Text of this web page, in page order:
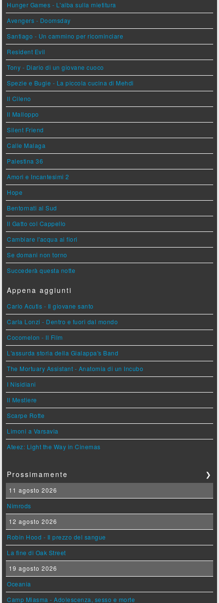
Hunger Games - L'alba sulla mietitura
Avengers - Doomsday
Santiago - Un cammino per ricominciare
Resident Evil
Tony - Diario di un giovane cuoco
Spezie e Bugie - La piccola cucina di Mehdi
Il Cileno
Il Malloppo
Silent Friend
Calle Malaga
Palestina 36
Amori e Incantesimi 2
Hope
Bentornati al Sud
Il Gatto col Cappello
Cambiare l'acqua ai fiori
Se domani non torno
Succederà questa notte
Appena aggiunti
Carlo Acutis - Il giovane santo
Carla Lonzi - Dentro e fuori dal mondo
Cocomelon - Il Film
L'assurda storia della Gialappa's Band
The Mortuary Assistant - Anatomia di un Incubo
I Nisidiani
Il Mestiere
Scarpe Rotte
Limoni a Varsavia
Ateez: Light the Way in Cinemas
Prossimamente ❯
11 agosto 2026
Nimrods
12 agosto 2026
Robin Hood - Il prezzo del sangue
La fine di Oak Street
19 agosto 2026
Oceania
Camp Miasma - Adolescenza, sesso e morte